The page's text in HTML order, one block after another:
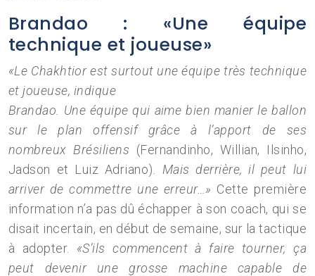
Brandao : «Une équipe
technique et joueuse»
«Le Chakhtior est surtout une équipe très technique
et joueuse, indique
Brandao. Une équipe qui aime bien manier le ballon
sur le plan offensif grâce à l’apport de ses
nombreux Brésiliens (Fernandinho, Willian, Ilsinho,
Jadson et Luiz Adriano) . Mais derrière, il peut lui
arriver de commettre une erreur…» Cette première
information n’a pas dû échapper à son coach, qui se
disait incertain, en début de semaine, sur la tactique
à adopter. «S’ils commencent à faire tourner, ça
peut devenir une grosse machine capable de